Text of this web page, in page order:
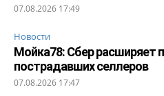
07.08.2026 17:49
Новости
Мойка78: Сбер расширяет
пострадавших селлеров
07.08.2026 17:47